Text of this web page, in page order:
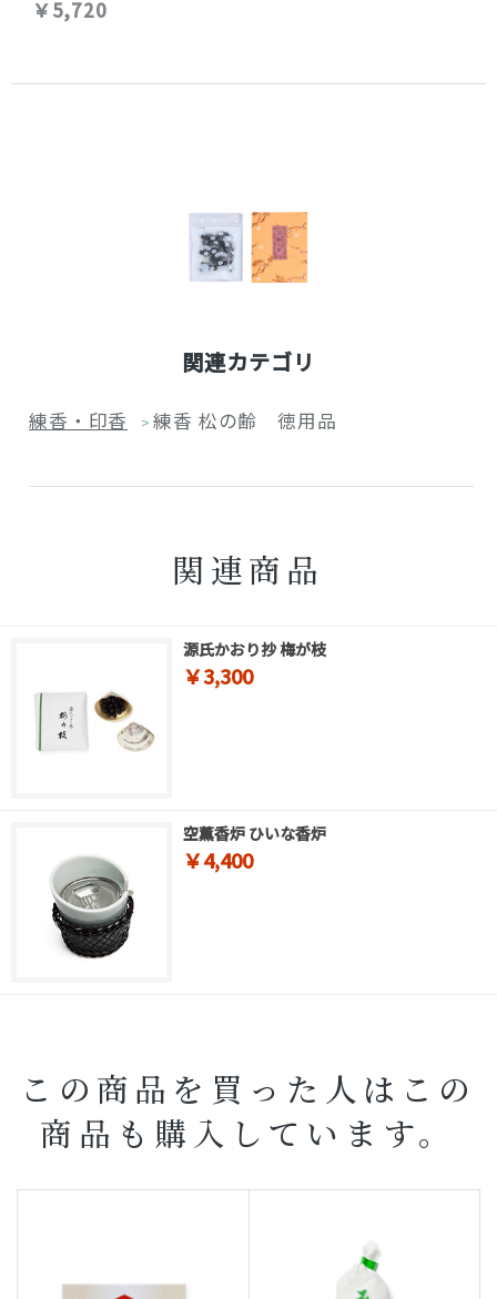
￥5,720
関連カテゴリ
練香・印香 >練香 松の齢 徳用品
関連商品
源氏かおり抄 梅が枝
￥3,300
空薫香炉 ひいな香炉
￥4,400
この商品を買った人はこの
商品も購入しています。